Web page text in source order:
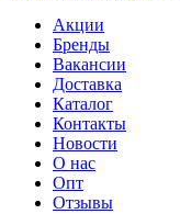
Акции
Бренды
Вакансии
Доставка
Каталог
Контакты
Новости
О нас
Опт
Отзывы